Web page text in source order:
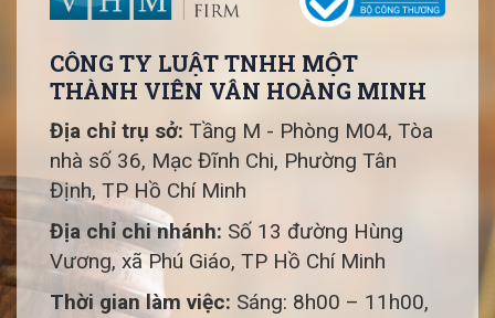
CÔNG TY LUẬT TNHH MỘT
THÀNH VIÊN VÂN HOÀNG MINH
Địa chỉ trụ sở: Tầng M - Phòng M04, Tòa
nhà số 36, Mạc Đĩnh Chi, Phường Tân
Định, TP Hồ Chí Minh
Địa chỉ chi nhánh: Số 13 đường Hùng
Vương, xã Phú Giáo, TP Hồ Chí Minh
Thời gian làm việc: Sáng: 8h00 – 11h00,